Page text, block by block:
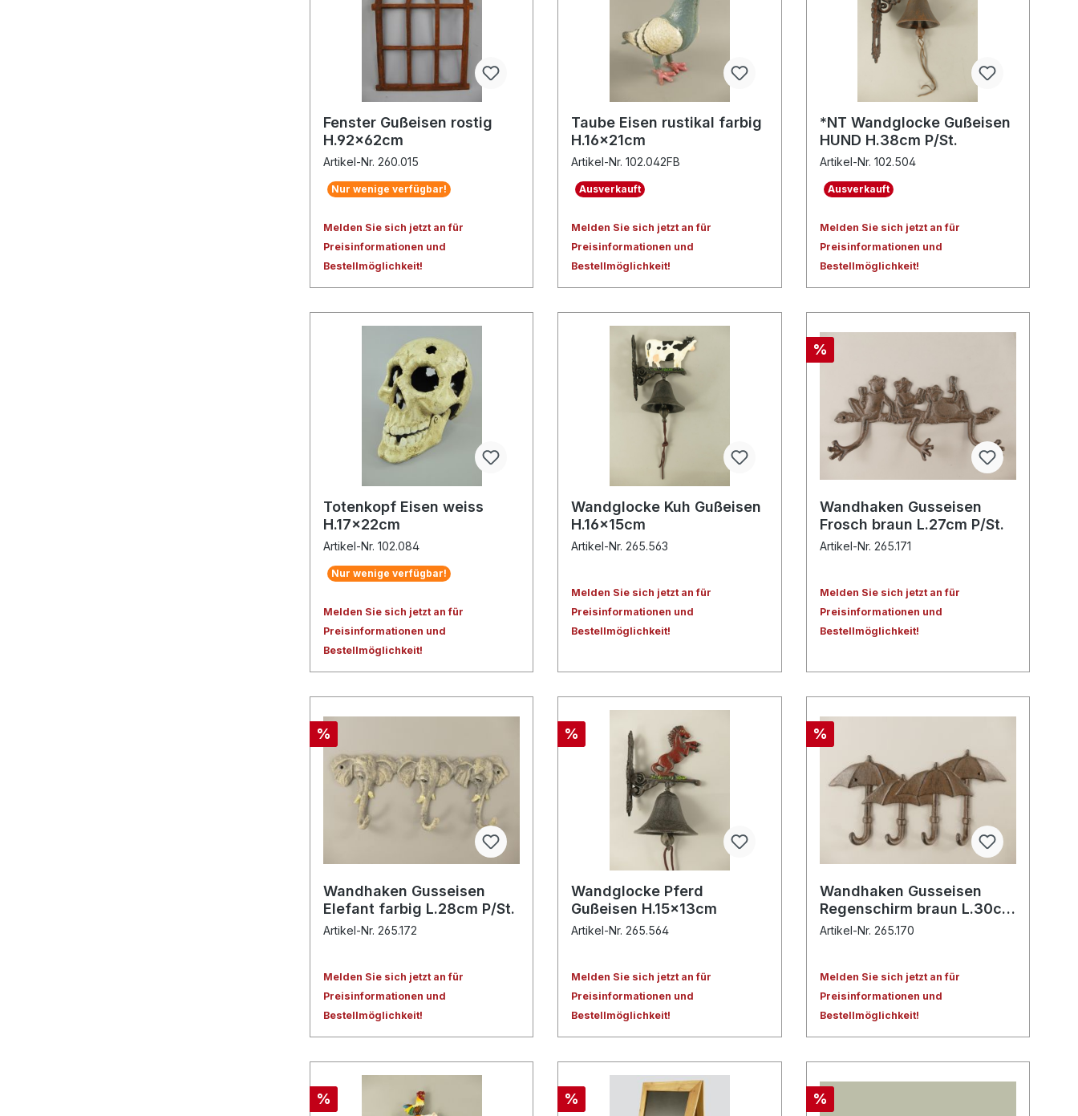
Fenster Gußeisen rostig
H.92x62cm
Artikel-Nr. 260.015
Nur wenige verfügbar!
Melden Sie sich jetzt an für
Preisinformationen und
Bestellmöglichkeit!
Taube Eisen rustikal farbig
H.16x21cm
Artikel-Nr. 102.042FB
Ausverkauft
Melden Sie sich jetzt an für
Preisinformationen und
Bestellmöglichkeit!
*NT Wandglocke Gußeisen
HUND H.38cm P/St.
Artikel-Nr. 102.504
Ausverkauft
Melden Sie sich jetzt an für
Preisinformationen und
Bestellmöglichkeit!
Totenkopf Eisen weiss
H.17x22cm
Artikel-Nr. 102.084
Nur wenige verfügbar!
Melden Sie sich jetzt an für
Preisinformationen und
Bestellmöglichkeit!
Wandglocke Kuh Gußeisen
H.16x15cm
Artikel-Nr. 265.563
Melden Sie sich jetzt an für
Preisinformationen und
Bestellmöglichkeit!
%
Wandhaken Gusseisen
Frosch braun L.27cm P/St.
Artikel-Nr. 265.171
Melden Sie sich jetzt an für
Preisinformationen und
Bestellmöglichkeit!
%
Wandhaken Gusseisen
Elefant farbig L.28cm P/St.
Artikel-Nr. 265.172
Melden Sie sich jetzt an für
Preisinformationen und
Bestellmöglichkeit!
%
Wandglocke Pferd
Gußeisen H.15x13cm
Artikel-Nr. 265.564
Melden Sie sich jetzt an für
Preisinformationen und
Bestellmöglichkeit!
%
Wandhaken Gusseisen
Regenschirm braun L.30cm
P/St.
Artikel-Nr. 265.170
Melden Sie sich jetzt an für
Preisinformationen und
Bestellmöglichkeit!
% % %